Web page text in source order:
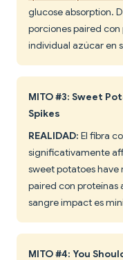
glucose absorption.
porciones paired
individual azúcar en
MITO #3: Sweet
Spikes
REALIDAD: El fibra
significativamente
sweet potatoes
paired con proteínas
sangre impact es
MITO #4: You